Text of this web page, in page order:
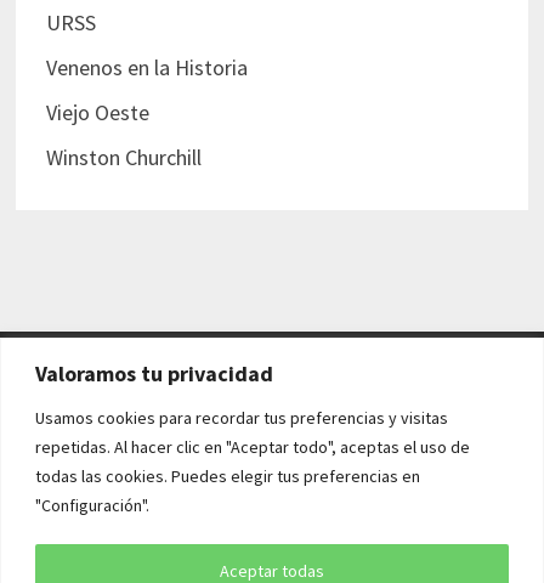
Valoramos tu privacidad
Usamos cookies para recordar tus preferencias y visitas
repetidas. Al hacer clic en "Aceptar todo", aceptas el uso de
todas las cookies. Puedes elegir tus preferencias en
"Configuración".
Aceptar todas
URSS
Venenos en la Historia
Viejo Oeste
Winston Churchill
AVISO LEGAL Y POLÍTICAS
Aviso legal
Política de cookies